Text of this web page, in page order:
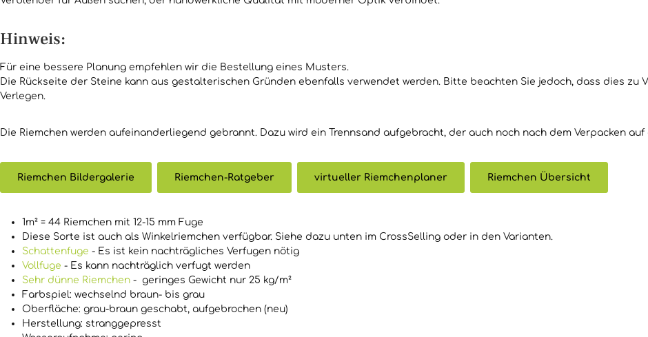
Hinweis:
Für eine bessere Planung empfehlen wir die Bestellung eines Musters.
Die Rückseite der Steine kann aus gestalterischen Gründen ebenfalls verwendet werden. Bitte beachten Sie jedoch, dass dies zu
Verlegen.
Die Riemchen werden aufeinanderliegend gebrannt. Dazu wird ein Trennsand aufgebracht, der auch noch nach dem Verpacken
Riemchen Bildergalerie Riemchen-Ratgeber virtueller Riemchenplaner Riemchen Übersicht
1m² = 44 Riemchen mit 12-15 mm Fuge
Diese Sorte ist auch als Winkelriemchen verfügbar. Siehe dazu unten im CrossSelling oder in den Varianten.
Schattenfuge - Es ist kein nachträgliches Verfugen nötig
Vollfuge - Es kann nachträglich verfugt werden
Sehr dünne Riemchen - geringes Gewicht nur 25 kg/m²
Farbspiel: wechselnd braun- bis grau
Oberfläche: grau-braun geschabt, aufgebrochen (neu)
Herstellung: stranggepresst